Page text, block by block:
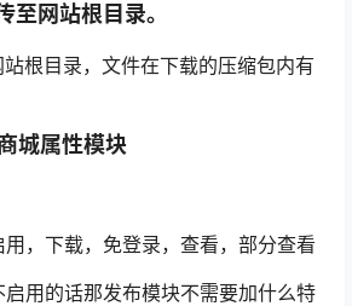
网站根目录。
根目录，文件在下载的压缩包内有
城属性模块
，下载，免登录，查看，部分查看
用的话那发布模块不需要加什么特